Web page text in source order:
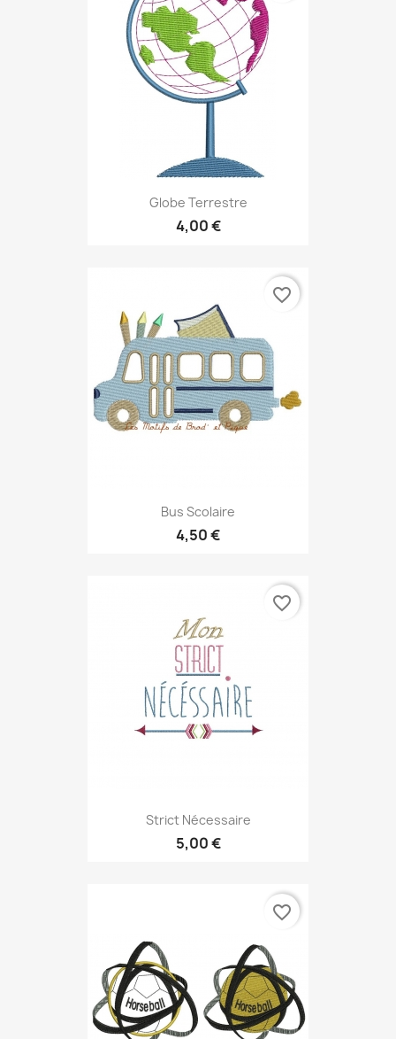
Globe Terrestre
4,00 €
Bus Scolaire
4,50 €
favorite_border
Strict Nécessaire
5,00 €
favorite_border
favorite_border